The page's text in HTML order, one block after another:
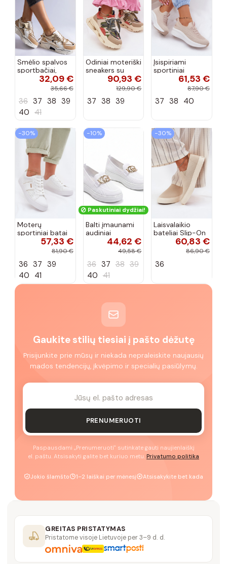
Smėlio spalvos
sportbačiai,
dekoruoti Valdez
cirkonio virvele
32,09 €
35,66 €
36 37 38 39
40 41
Odiniai moteriški
sneakers su
platforma D&A
CR61-3133
90,93 €
129,90 €
37 38 39
Įsispiriami
sportiniai
bateliai Kobbo
102425 smėlio
61,53 €
87,90 €
37 38 40
−30%
Moterų
sportiniai batai
su ažūro
elementais Big
baltos spalvos
57,33 €
81,90 €
36 37 39
40 41
−10%
Paskutiniai dydžiai!
Balti įmaunami
audiniai
sportbačiai su
44,62 €
49,58 €
36 37 38 39
40 41
−30%
Laisvalaikio
bateliai Slip-On
Big Star
RR274721 smėlio
60,83 €
86,90 €
36
Gaukite stilių tiesiai į pašto dėžutę
Prisijunkite prie mūsų ir niekada nepraleiskite naujausių
mados tendencijų, įkvėpimo ir specialių pasiūlymų.
PRENUMERUOTI
Paspausdami „Prenumeruoti" sutinkate gauti naujienlaiškį
el. paštu. Atsisakyti galite bet kuriuo metu. Privatumo politika
Jokio šlamšto 1–2 laiškai per mėnesį Atsisakykite bet kada
GREITAS PRISTATYMAS
Pristatome visoje Lietuvoje per 3–9 d. d.